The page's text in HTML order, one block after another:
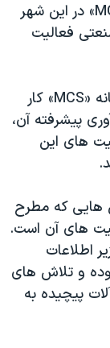
این کارخانه که با نام «MCS Technologies» در این شهر
فعالیت
مقامات امنیتی اروپا و کارگرانی که در کارخانه «MCS» کار
پیشرفته آن،
های این
هایی که مطرح
های آن است.
اطلاعات
و تلاش های
پیچیده به